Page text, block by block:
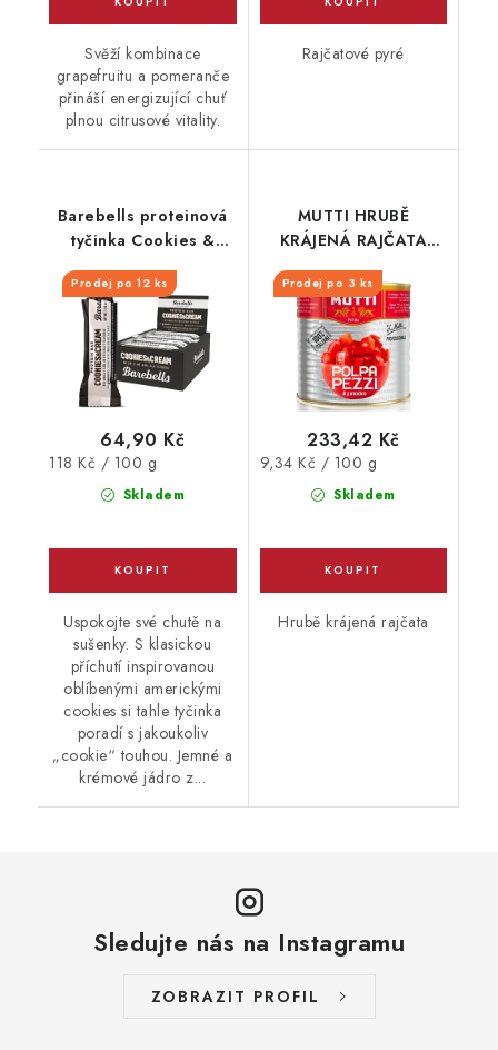
Svěží kombinace
grapefruitu a pomeranče
přináší energizující chuť
plnou citrusové vitality.
Rajčatové pyré
Barebells proteinová
tyčinka Cookies &
Cream 55 g
Prodej po 12 ks
Skladem
64,90 Kč
Měrná
118 Kč / 100 g
Uspokojte své chutě na
sušenky. S klasickou
příchutí inspirovanou
oblíbenými americkými
cookies si tahle tyčinka
poradí s jakoukoliv
„cookie“ touhou. Jemné a
krémové jádro z...
MUTTI HRUBĚ
KRÁJENÁ RAJČATA
PLECH 2500G
Prodej po 3 ks
Skladem
233,42 Kč
Měrná
9,34 Kč / 100 g
Hrubě krájená rajčata
Sledujte nás na Instagramu
ZOBRAZIT PROFIL